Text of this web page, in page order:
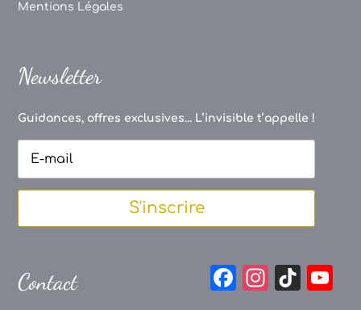
Mentions Légales
Newsletter
Guidances, offres exclusives... L’invisible t’appelle !
S'inscrire
Contact
F
In
Ti